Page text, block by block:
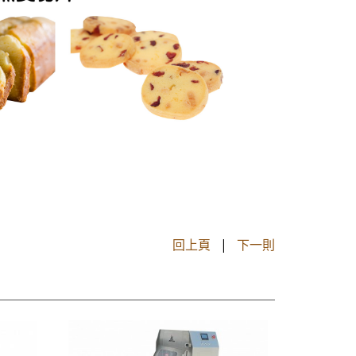
回上頁 | 下一則